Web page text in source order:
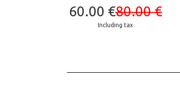
60.00 €80.00€
Including tax